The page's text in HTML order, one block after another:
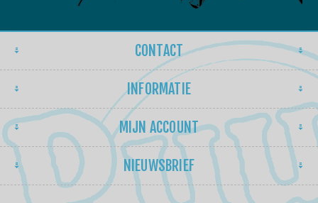
CONTACT
INFORMATIE
MIJN ACCOUNT
NIEUWSBRIEF